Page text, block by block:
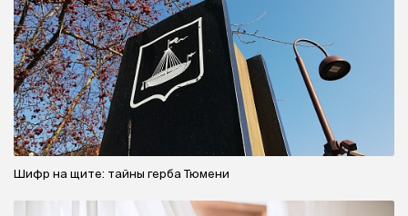
Шифр на щите: тайны герба Тюмени